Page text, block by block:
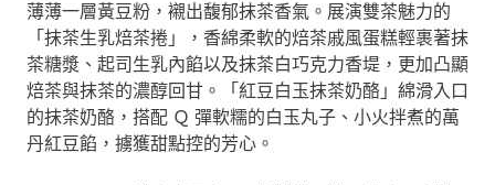
薄薄一層黃豆粉，襯出馥郁抹茶香氣。展演雙茶魅力的
「抹茶生乳焙茶捲」，香綿柔軟的焙茶戚風蛋糕輕裹著抹
茶糖漿、起司生乳內餡以及抹茶白巧克力香堤，更加凸顯
焙茶與抹茶的濃醇回甘。「紅豆白玉抹茶奶酪」綿滑入口
的抹茶奶酪，搭配 Ｑ 彈軟糯的白玉丸子、小火拌煮的萬
丹紅豆餡，擄獲甜點控的芳心。